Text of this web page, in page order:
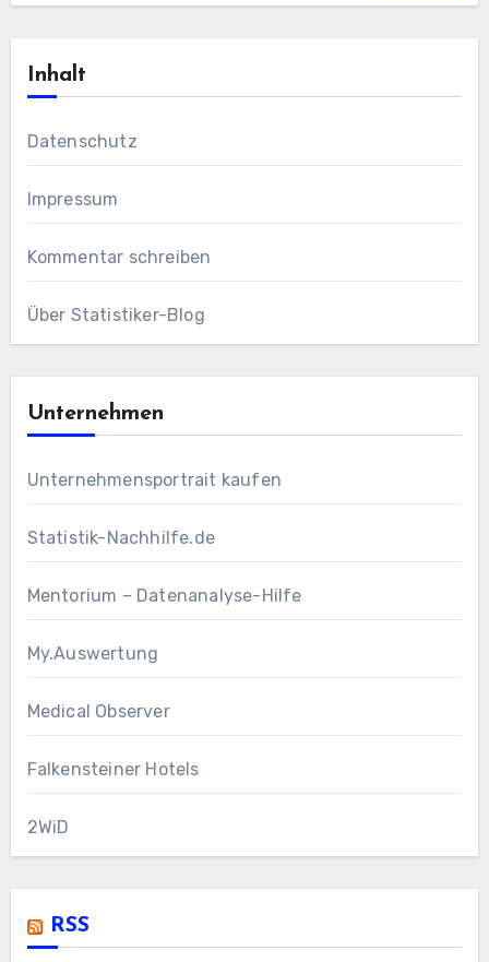
Inhalt
Datenschutz
Impressum
Kommentar schreiben
Über Statistiker-Blog
Unternehmen
Unternehmensportrait kaufen
Statistik-Nachhilfe.de
Mentorium – Datenanalyse-Hilfe
My.Auswertung
Medical Observer
Falkensteiner Hotels
2WiD
RSS